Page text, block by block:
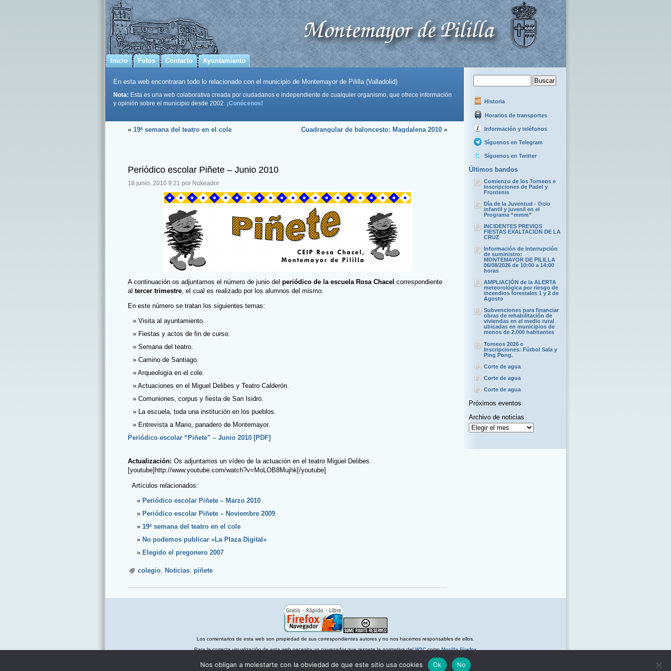
Inicio Fotos Contacto Ayuntamiento
En esta web encontraran todo lo relacionado con el municipio de Montemayor de Pililla (Valladolid)
Nota: Esta es una web colaborativa creada por ciudadanos e independiente de cualquier organismo, que ofrece información
y opinión sobre el municipio desde 2002.
¡Conócenos! Historia
Horarios de transportes
Información y teléfonos
Síguenos en Telegram
Síguenos en Twitter
Últimos bandos
Comienzo de los Torneos e
Inscripciones de Padel y
Frontenis
Día de la Juventud - Ocio
infantil y juvenil en el
Programa “mmm”
INCIDENTES PREVIOS
FIESTAS EXALTACIÓN DE LA
CRUZ
Información de interrupción
de suministro:
MONTEMAYOR DE PILILLA
06/08/2026 de 10:00 a 14:00
horas
AMPLIACIÓN de la ALERTA
meteorológica por riesgo de
incendios forestales 1 y 2 de
Agosto
Subvenciones para financiar
obras de rehabilitación de
viviendas en el medio rural
ubicadas en municipios de
menos de 2.000 habitantes
Torneos 2026 e
Inscripciones: Fútbol Sala y
Ping Pong.
Corte de agua
Corte de agua
Corte de agua
Próximos eventos
Archivo de noticias
« 19ª semana del teatro en el cole Cuadrangular de baloncesto: Magdalena 2010»
Periódico escolar Piñete – Junio 2010
18 junio, 2010 9:21 por Nukeador
A continuación os adjuntamos el número de junio del periódico de la escuela Rosa Chacel correspondiente
al tercer trimestre, el cual es realizado por los alumnos del mismo.
En este número se tratan los siguientes temas:
Visita al ayuntamiento.
Fiestas y actos de fin de curso.
Semana del teatro.
Camino de Santiago.
Arqueología en el cole.
Actuaciones en el Miguel Delibes y Teatro Calderón.
Comuniones, corpus y fiesta de San Isidro.
La escuela, toda una institución en los pueblos.
Entrevista a Mario, panadero de Montemayor.
Periódico escolar “Piñete” – Junio 2010 [PDF]
Actualización: Os adjuntamos un vídeo de la actuación en el teatro Miguel Delibes
[youtube]http://www.youtube.com/watch?v=MoLOB8Mujhk[/youtube]
Artículos relacionados:
Periódico escolar Piñete – Marzo 2010
Periódico escolar Piñete – Noviembre 2009
19ª semana del teatro en el cole
No podemos publicar «La Plaza Digital»
Elegido el pregonero 2007
colegio, Noticias, piñete
Los comentarios de esta web son propiedad de sus correspondientes autores y no nos hacemos responsables de ellos.
Para la correcta visualización de esta web necesita un navegador que respete la normativa delW3CcomoMozilla Firefox
Nos obligan a molestarte con la obviedad de que este sitio usa cookies Ok No